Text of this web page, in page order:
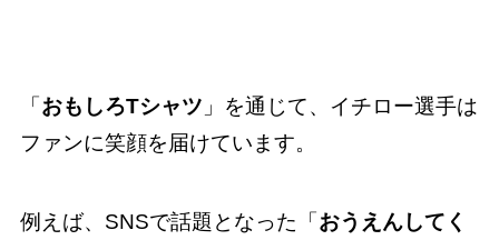
「 おもしろTシャツ 」を通じて、イチロー選手は
ファンに笑顔を届けています。
例えば、SNSで話題となった「おうえんしてく